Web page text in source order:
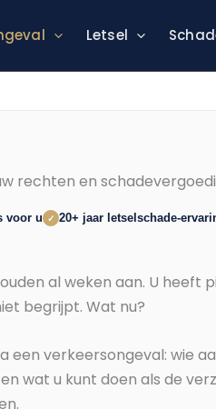
Letsel
rechten en
voor u ✓ 20+ jaar letselschade-
al weken aan. U heeft
begrijpt. Wat nu?
verkeersongeval: wie
wat u kunt doen als de